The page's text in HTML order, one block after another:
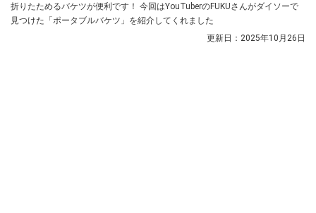
折りたためるバケツが便利です！ 今回はYouTuberのFUKUさんがダイソーで
見つけた「ポータブルバケツ」を紹介してくれました
更新日： 2025年10月26日